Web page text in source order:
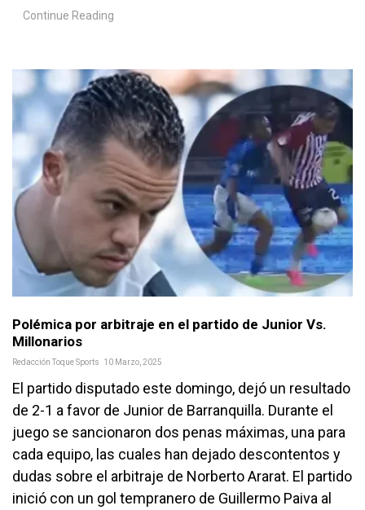
Continue Reading
Polémica por arbitraje en el partido de Junior Vs.
Millonarios
Redacción Toque Sports 10 Marzo, 2025
El partido disputado este domingo, dejó un resultado
de 2-1 a favor de Junior de Barranquilla. Durante el
juego se sancionaron dos penas máximas, una para
cada equipo, las cuales han dejado descontentos y
dudas sobre el arbitraje de Norberto Ararat. El partido
inició con un gol tempranero de Guillermo Paiva al